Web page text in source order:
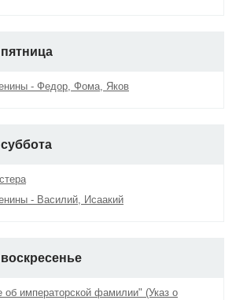
- Федор, Фома, Яков
- Василий, Исаакий
об императорской фамилии" (Указ о